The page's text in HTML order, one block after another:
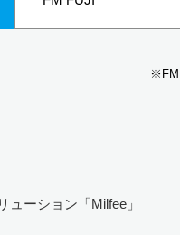
※FM
ューション「Milfee」